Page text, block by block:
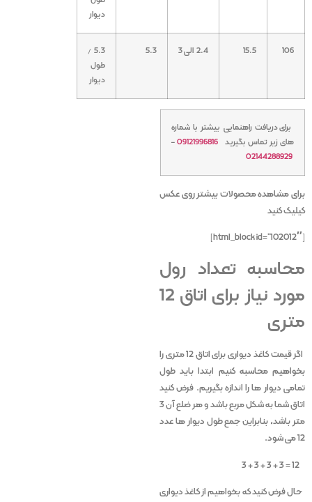
دیوار
106
15.5 2.4 الی 3 5.3
5.3 /
طول
دیوار
برای دریافت راهنمایی بیشتر با شماره
های زیر تماس بگیرید
09121996816
–
02144288929
برای مشاهده محصولات بیشتر روی عکس
کیلیک کنید
[html_block id=”102012″]
محاسبه تعداد رول
مورد نیاز برای اتاق 12
متری
اگر قیمت کاغذ دیواری برای اتاق 12 متری را
بخواهیم محاسبه کنیم ابتدا باید طول
تمامی دیوار ها را اندازه بگیریم. فرض کنید
اتاق شما به شکل مربع باشد و هر ضلع آن 3
متر باشد، بنابراین جمع طول دیوار ها عدد
12 می شود.
حال فرض کنید که بخواهیم از کاغذ دیواری